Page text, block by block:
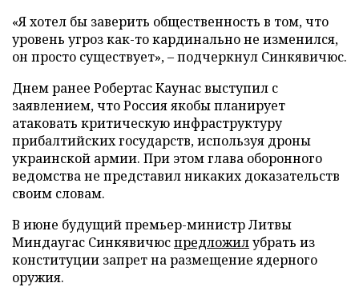
«Я хотел бы заверить общественность в том, что
уровень угроз как-то кардинально не изменился,
он просто существует», – подчеркнул Синкявичюс.
Днем ранее Робертас Каунас выступил с
заявлением, что Россия якобы планирует
атаковать критическую инфраструктуру
прибалтийских государств, используя дроны
украинской армии. При этом глава оборонного
ведомства не представил никаких доказательств
своим словам.
В июне будущий премьер-министр Литвы
Миндаугас Синкявичюспредложилубрать из
конституции запрет на размещение ядерного
оружия.